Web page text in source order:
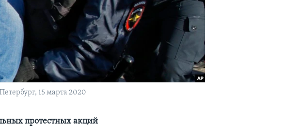
15 марта 2020
протестных акций